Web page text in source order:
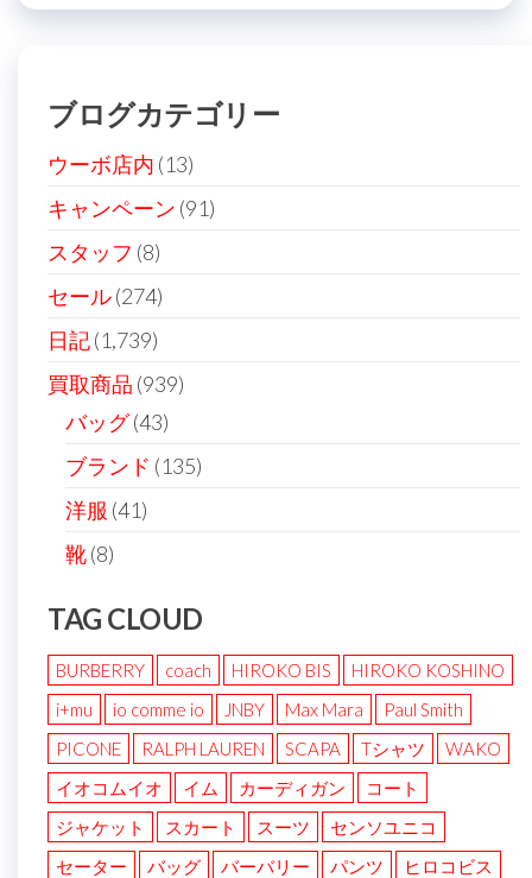
シ
ョ
ン
ブログカテゴリー
ウーボ店内 (13)
キャンペーン (91)
スタッフ (8)
セール(274)
日記(1,739)
買取商品 (939)
バッグ(43)
ブランド (135)
洋服 (41)
靴(8)
TAG CLOUD
BURBERRY coach HIROKO BIS
HIROKO KOSHINO
i+mu
io comme io JNBY Max Mara
Paul Smith
PICONE
RALPH LAUREN SCAPA Tシャツ
WAKO
イオコムイオ
イム カーディガン
コート
ジャケット
スカート スーツ
センソユニコ
セーター
バッグ バーバリー パンツ
ヒロコビス